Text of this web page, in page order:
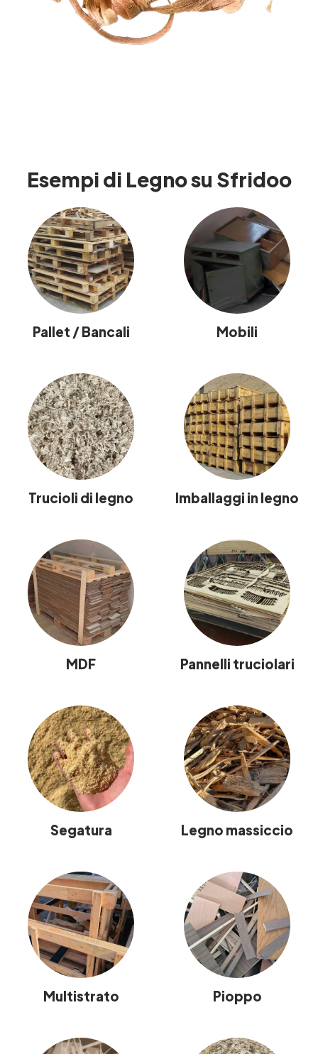
Esempi di Legno su Sfridoo
Pallet / Bancali Mobili
Trucioli di legno Imballaggi in legno
MDF Pannelli truciolari
Segatura Legno massiccio
Multistrato Pioppo